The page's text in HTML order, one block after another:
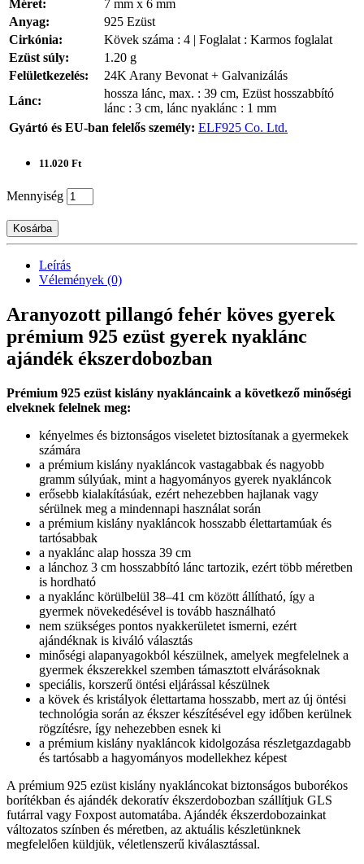
Méret:
7 mm x 6 mm
Anyag:
925 Ezüst
Cirkónia:
Kövek száma : 4 | Foglalat : Karmos foglalat
Ezüst súly:
1.20 g
Felületkezelés:
24K Arany Bevonat + Galvanizálás
Lánc:
hossza lánc, max. : 39 cm, Ezüst hosszabbító
lánc : 3 cm, lánc nyaklánc : 1 mm
Gyártó és EU-ban felelős személy: ELF925 Co. Ltd.
11.020 Ft
Mennyiség
Kosárba
Leírás
Vélemények (0)
Aranyozott pillangó fehér köves gyerek
prémium 925 ezüst gyerek nyaklánc
ajándék ékszerdobozban
Prémium 925 ezüst kislány nyakláncaink a következő minőségi
elveknek felelnek meg:
kényelmes és biztonságos viseletet biztosítanak a gyermekek
számára
a prémium kislány nyakláncok vastagabbak és nagyobb
gramm súlyúak, mint a hagyományos gyerek nyakláncok
erősebb kialakításúak, ezért nehezebben hajlanak vagy
sérülnek meg a mindennapi használat során
a prémium kislány nyakláncok hosszabb élettartamúak és
tartósabbak
a nyaklánc alap hossza 39 cm
a lánchoz 3 cm hosszabbító lánc tartozik, ezért több méretben
is hordható
a nyaklánc körülbelül 38–41 cm között állítható, így a
gyermek növekedésével is tovább használható
nem szükséges pontos nyakkerületet ismerni, ezért
ajándéknak is kiváló választás
minőségi alapanyagokból készülnek, amelyek megfelelnek a
gyermek ékszerekkel szemben támasztott elvárásoknak
speciális, korszerű öntési eljárással készülnek
a kövek és kristályok élettartama hosszabb, mert az új öntési
technológia során az ékszer készítésével egy időben kerülnek
rögzítésre, így nehezebben esnek ki
a prémium kislány nyakláncok kidolgozása részletgazdagabb
és tartósabb a hagyományos modellekhez képest
A prémium 925 ezüst kislány nyakláncokat biztonságos buborékos
borítékban és ajándék dekoratív ékszerdobozban szállítjuk GLS
futárral vagy Foxpost automatába. Ajándék ékszerdobozainkat
változatos színben és méretben, az aktuális készletünknek
megfelelően küldjük, véletlenszerű kiválasztással.